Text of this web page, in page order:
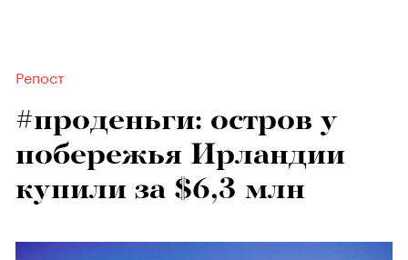
Репост
#проденьги: остров у
побережья Ирландии
купили за $6,3 млн